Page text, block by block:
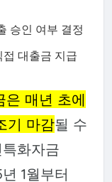
승인 여부 결정
대출금 지급
은 매년 초에
기 마감될 수
화자금
1월부터